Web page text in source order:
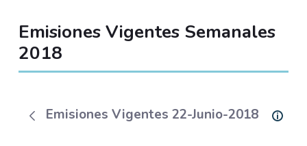
Emisiones Vigentes Semanales
2018
Emisiones Vigentes 22-Junio-2018